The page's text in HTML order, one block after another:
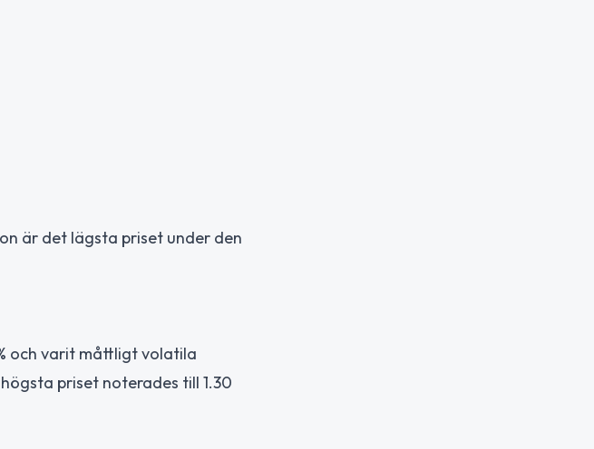
är det lägsta priset under den
och varit måttligt volatila
priset noterades till 1.30